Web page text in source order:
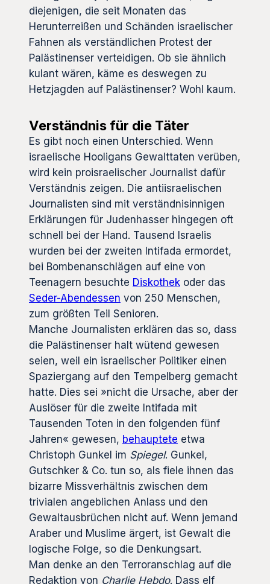
diejenigen, die seit Monaten das
Herunterreißen und Schänden israelischer
Fahnen als verständlichen Protest der
Palästinenser verteidigen. Ob sie ähnlich
kulant wären, käme es deswegen zu
Hetzjagden auf Palästinenser? Wohl kaum.
Verständnis für die Täter
Es gibt noch einen Unterschied. Wenn
israelische Hooligans Gewalttaten verüben,
wird kein proisraelischer Journalist dafür
Verständnis zeigen. Die antiisraelischen
Journalisten sind mit verständnisinnigen
Erklärungen für Judenhasser hingegen oft
schnell bei der Hand. Tausend Israelis
wurden bei der zweiten Intifada ermordet,
bei Bombenanschlägen auf eine von
Teenagern besuchte Diskothek oder das
Seder-Abendessen von 250 Menschen,
zum größten Teil Senioren.
Manche Journalisten erklären das so, dass
die Palästinenser halt wütend gewesen
seien, weil ein israelischer Politiker einen
Spaziergang auf den Tempelberg gemacht
hatte. Dies sei »nicht die Ursache, aber der
Auslöser für die zweite Intifada mit
Tausenden Toten in den folgenden fünf
Jahren« gewesen, behauptete etwa
Christoph Gunkel im Spiegel. Gunkel,
Gutschker & Co. tun so, als fiele ihnen das
bizarre Missverhältnis zwischen dem
trivialen angeblichen Anlass und den
Gewaltausbrüchen nicht auf. Wenn jemand
Araber und Muslime ärgert, ist Gewalt die
logische Folge, so die Denkungsart.
Man denke an den Terroranschlag auf die
Redaktion von Charlie Hebdo. Dass elf